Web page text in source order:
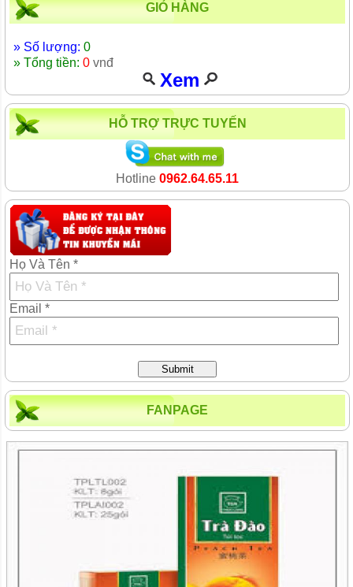
GIỎ HÀNG
» Số lượng: 0
» Tổng tiền: 0 vnđ
Xem
HỖ TRỢ TRỰC TUYẾN
Hotline 0962.64.65.11
Họ Và Tên *
Email *
Submit
FANPAGE